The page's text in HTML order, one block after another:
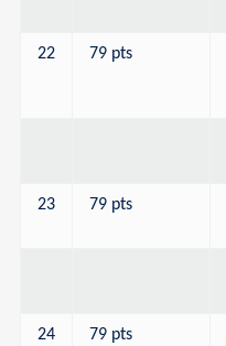
22 79 pts
23 79 pts
24 79 pts